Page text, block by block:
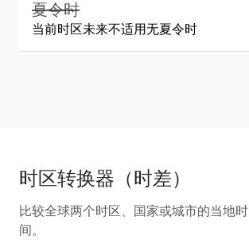
夏令时
当前时区未来不适用无夏令时
时区转换器（时差）
比较全球两个时区、国家或城市的当地时
间。